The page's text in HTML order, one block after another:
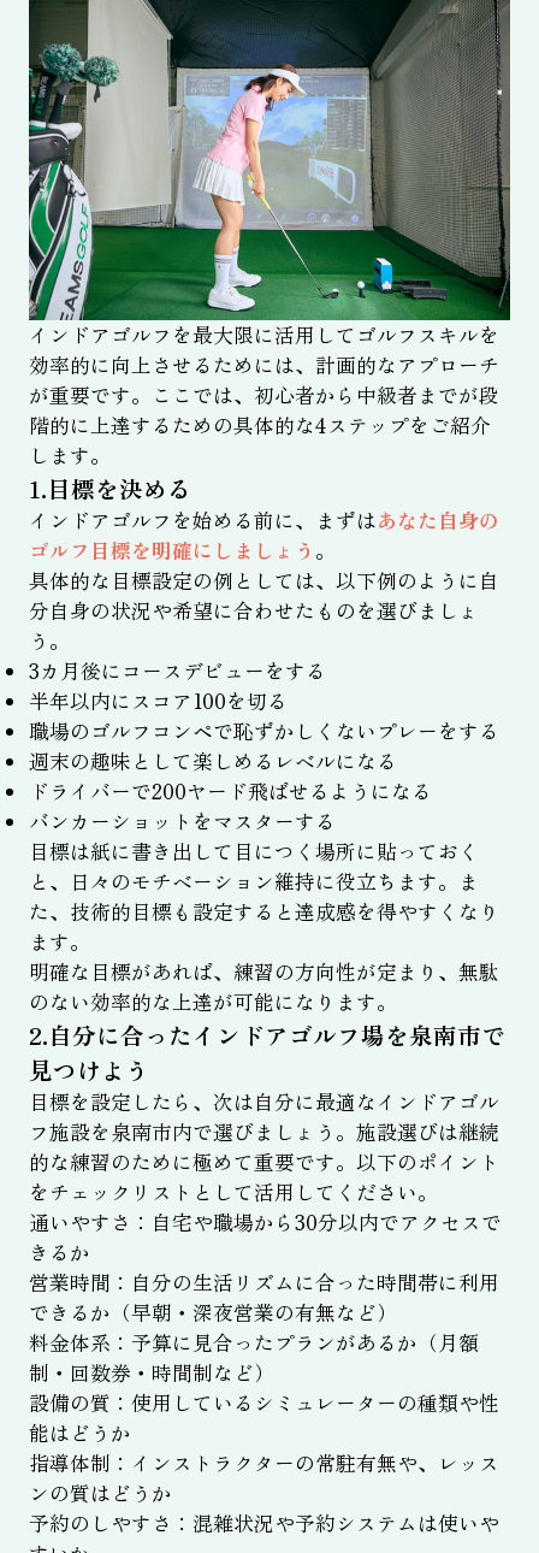
インドアゴルフを最大限に活用してゴルフスキルを
効率的に向上させるためには、計画的なアプローチ
が重要です。ここでは、初心者から中級者までが段
階的に上達するための具体的な4ステップをご紹介
します。
1.目標を決める
インドアゴルフを始める前に、まずはあなた自身の
ゴルフ目標を明確にしましょう 。
具体的な目標設定の例としては、以下例のように自
分自身の状況や希望に合わせたものを選びましょ
う。
3カ月後にコースデビューをする
半年以内にスコア100を切る
職場のゴルフコンペで恥ずかしくないプレーをする
週末の趣味として楽しめるレベルになる
ドライバーで200ヤード飛ばせるようになる
バンカーショットをマスターする
目標は紙に書き出して目につく場所に貼っておく
と、日々のモチベーション維持に役立ちます。ま
た、技術的目標も設定すると達成感を得やすくなり
ます。
明確な目標があれば、練習の方向性が定まり、無駄
のない効率的な上達が可能になります。
2.自分に合ったインドアゴルフ場を泉南市で
見つけよう
目標を設定したら、次は自分に最適なインドアゴル
フ施設を泉南市内で選びましょう。施設選びは継続
的な練習のために極めて重要です。以下のポイント
をチェックリストとして活用してください。
通いやすさ：自宅や職場から30分以内でアクセスで
きるか
営業時間：自分の生活リズムに合った時間帯に利用
できるか（早朝・深夜営業の有無など）
料金体系：予算に見合ったプランがあるか（月額
制・回数券・時間制など）
設備の質：使用しているシミュレーターの種類や性
能はどうか
指導体制：インストラクターの常駐有無や、レッス
ンの質はどうか
予約のしやすさ：混雑状況や予約システムは使いや